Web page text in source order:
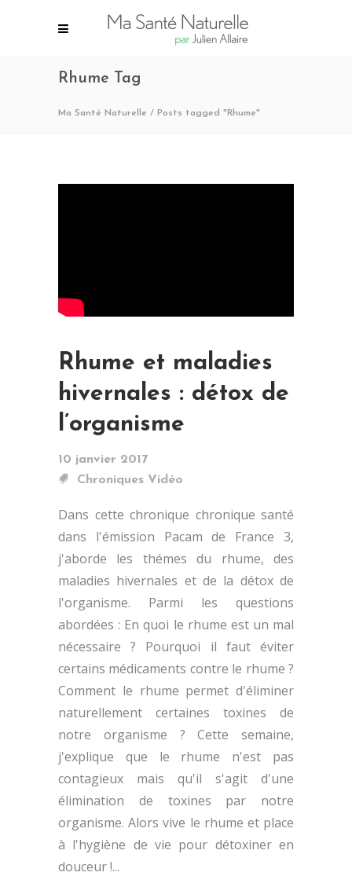
Rhume Tag
Ma Santé Naturelle / Posts tagged "Rhume"
Rhume et maladies
hivernales : détox de
l’organisme
10 janvier 2017
Chroniques Vidéo
Dans cette chronique chronique santé
dans l'émission Pacam de France 3,
j'aborde les thémes du rhume, des
maladies hivernales et de la détox de
l'organisme. Parmi les questions
abordées : En quoi le rhume est un mal
nécessaire ? Pourquoi il faut éviter
certains médicaments contre le rhume ?
Comment le rhume permet d'éliminer
naturellement certaines toxines de
notre organisme ? Cette semaine,
j'explique que le rhume n'est pas
contagieux mais qu'il s'agit d'une
élimination de toxines par notre
organisme. Alors vive le rhume et place
à l'hygiène de vie pour détoxiner en
douceur !...